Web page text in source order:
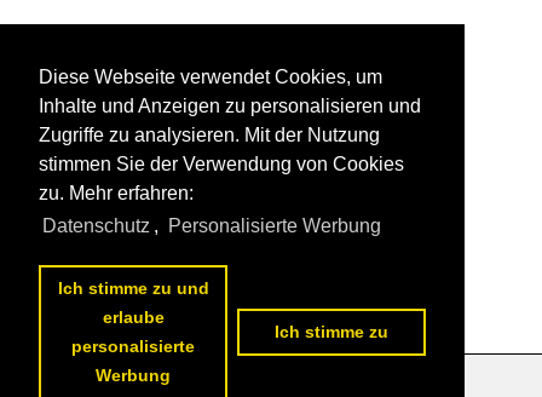
Diese Webseite verwendet Cookies, um
Inhalte und Anzeigen zu personalisieren und
Zugriffe zu analysieren. Mit der Nutzung
stimmen Sie der Verwendung von Cookies
zu. Mehr erfahren:
Datenschutz , Personalisierte Werbung
Ich stimme zu und
erlaube
personalisierte
Werbung
Ich stimme zu